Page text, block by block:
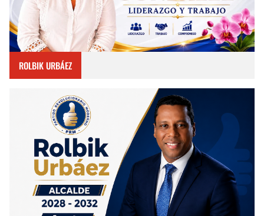
ROLBIK URBÁEZ